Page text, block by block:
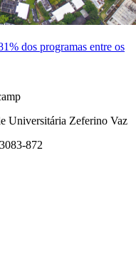
dos programas entre os
Universitária Zeferino Vaz
872